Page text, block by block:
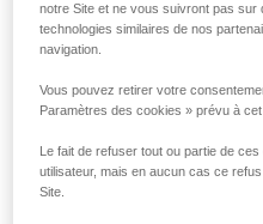
Lest en bout de corde
Connexion du bout de
Ces trois options doivent
secours, dans tous les cas,
spécifiques à la situation doit
notre Site et ne vous suivront pas sur
technologies similaires de nos
navigation.
Vous pouvez retirer votre
Paramètres des cookies » prévu à
Le fait de refuser tout ou partie de
utilisateur, mais en aucun cas ce
Site.